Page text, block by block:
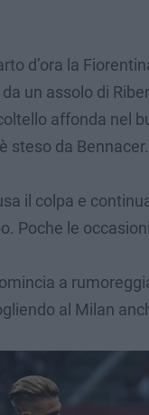
d’ora la
un assolo di
affonda nel
steso da Bennacer.
il colpa e
Poche le
a
al Milan